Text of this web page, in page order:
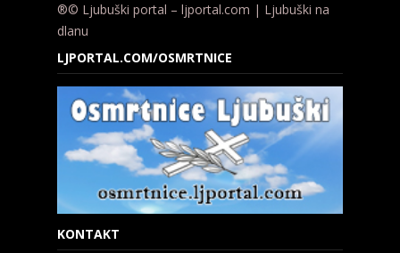
®© Ljubuški portal – ljportal.com | Ljubuški na
dlanu
LJPORTAL.COM/OSMRTNICE
KONTAKT